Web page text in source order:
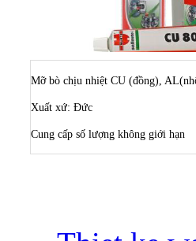
Mỡ bò chịu nhiệt CU (đồng),
Xuất xứ: Đức
Cung cấp số lượng không giới hạn